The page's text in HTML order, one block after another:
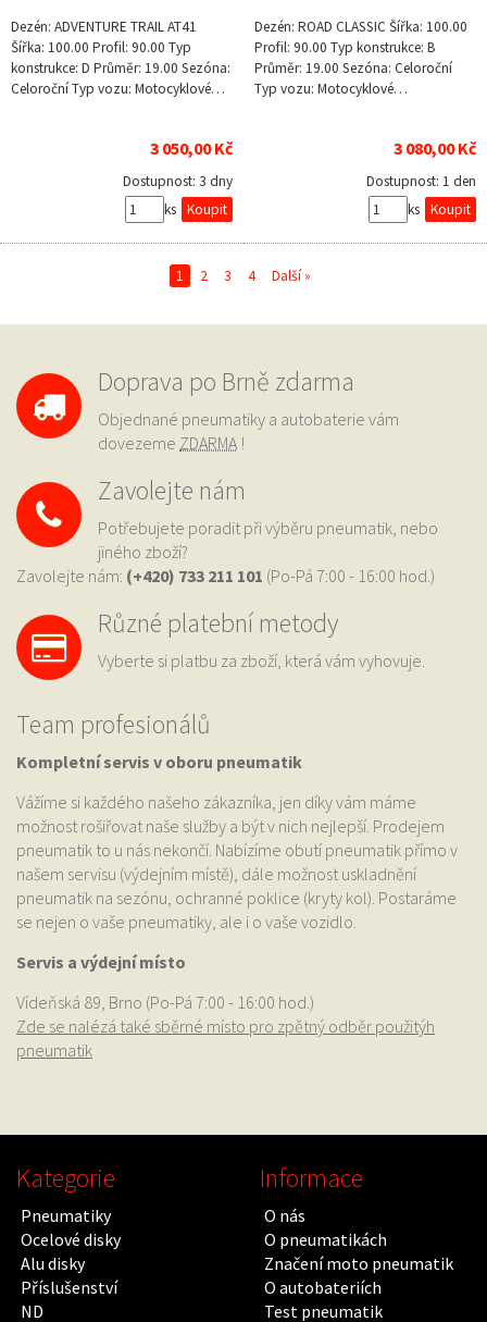
Dezén: ADVENTURE TRAIL AT41
Šířka: 100.00 Profil: 90.00 Typ
konstrukce: D Průměr: 19.00 Sezóna:
Celoroční Typ vozu: Motocyklové…
3 050,00 Kč
Dostupnost: 3 dny
ks
Dezén: ROAD CLASSIC Šířka: 100.00
Profil: 90.00 Typ konstrukce: B
Průměr: 19.00 Sezóna: Celoroční
Typ vozu: Motocyklové…
3 080,00 Kč
Dostupnost: 1 den
ks
1 2 3 4 Další »
Doprava po Brně zdarma
Objednané pneumatiky a autobaterie vám
dovezeme ZDARMA !
Zavolejte nám
Potřebujete poradit při výběru pneumatik, nebo
jiného zboží?
Zavolejte nám: (+420) 733 211 101 (Po-Pá 7:00 - 16:00 hod.)
Různé platební metody
Vyberte si platbu za zboží, která vám vyhovuje.
Team profesionálů
Kompletní servis v oboru pneumatik
Vážíme si každého našeho zákazníka, jen díky vám máme
možnost rošiřovat naše služby a být v nich nejlepší. Prodejem
pneumatik to u nás nekončí. Nabízíme obutí pneumatik přímo v
našem servisu (výdejním místě), dále možnost uskladnění
pneumatik na sezónu, ochranné poklice (kryty kol). Postaráme
se nejen o vaše pneumatiky, ale i o vaše vozidlo.
Servis a výdejní místo
Vídeňská 89, Brno (Po-Pá 7:00 - 16:00 hod.)
Zde se nalézá také sběrné místo pro zpětný odběr použitýh
pneumatik
Kategorie
Pneumatiky
Ocelové disky
Alu disky
Příslušenství
ND
Informace
O nás
O pneumatikách
Značení moto pneumatik
O autobateriích
Test pneumatik